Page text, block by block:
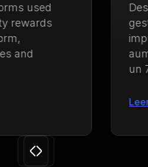
Descubre cómo
gestión de lealtad y
impulsar las
aumentar el valor de
Slide 3 of 24.